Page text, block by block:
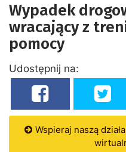
Wypadek
wracający z
pomocy
Udostępnij na:
Wspieraj naszą